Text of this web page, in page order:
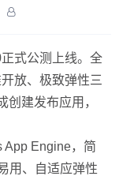
式公测上线。全
放、极致弹性三
创建发布应用，
App Engine，简
用、自适应弹性